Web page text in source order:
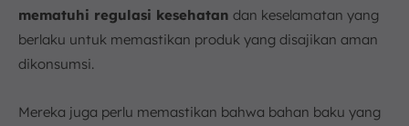
mematuhi regulasi kesehatan dan keselamatan yang
berlaku untuk memastikan produk yang disajikan aman
dikonsumsi.
Mereka juga perlu memastikan bahwa bahan baku yang